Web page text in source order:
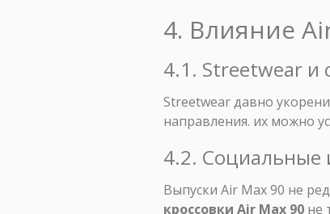
4. Влияние
4.1. Streetwear и
Streetwear давно
направления. их можно
4.2. Социальные
Выпуски Air Max 90 не
кроссовки Air Max 90 не